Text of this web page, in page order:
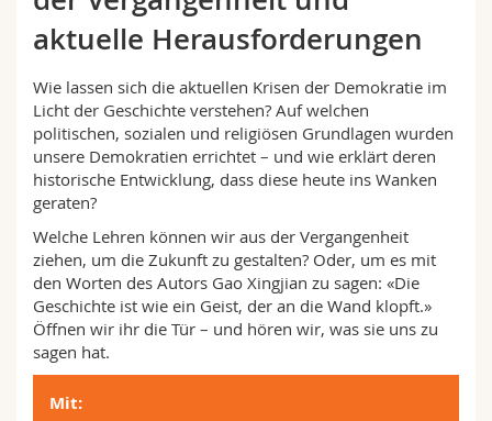
Math.-Nat. und Med. Fak.
Mitarbeitende
Webmail
Vorlesungsverzeichnis
MyUnifr
aktuelle Herausforderungen
Wie lassen sich die aktuellen Krisen der Demokratie im
Licht der Geschichte verstehen? Auf welchen
politischen, sozialen und religiösen Grundlagen wurden
unsere Demokratien errichtet – und wie erklärt deren
historische Entwicklung, dass diese heute ins Wanken
geraten?
Welche Lehren können wir aus der Vergangenheit
ziehen, um die Zukunft zu gestalten? Oder, um es mit
den Worten des Autors Gao Xingjian zu sagen: «Die
Geschichte ist wie ein Geist, der an die Wand klopft.»
Öffnen wir ihr die Tür – und hören wir, was sie uns zu
sagen hat.
Mit: